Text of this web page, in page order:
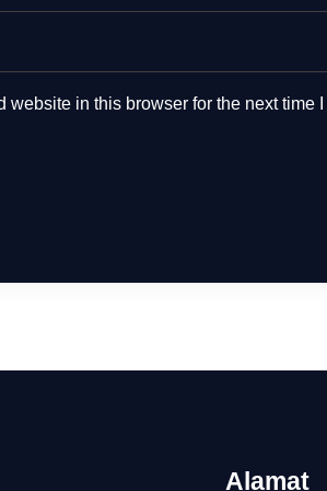
website in this browser for the next time I
Alamat